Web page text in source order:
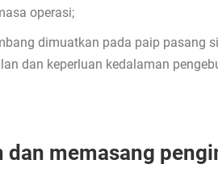
operasi;
dimuatkan pada paip pasang
dan keperluan kedalaman
memasang